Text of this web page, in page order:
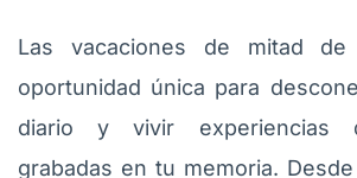
Las vacaciones de mitad
oportunidad única para
diario y vivir experiencias
grabadas en tu memoria.